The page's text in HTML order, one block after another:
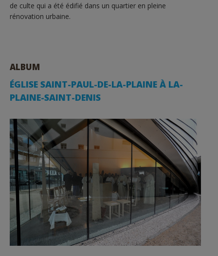
de culte qui a été édifié dans un quartier en pleine
rénovation urbaine.
ALBUM
ÉGLISE SAINT-PAUL-DE-LA-PLAINE À LA-
PLAINE-SAINT-DENIS